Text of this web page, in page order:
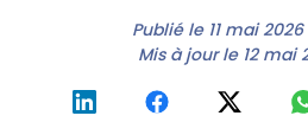
Publié le 11 mai
Mis à jour le 12 mai